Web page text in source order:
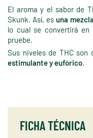
El aroma y el sabor de
Skunk. Así, esuna
lo cual se convertirá
pruebe.
Sus niveles de THC son
estimulante y eufórico.
FICHA TÉCNICA